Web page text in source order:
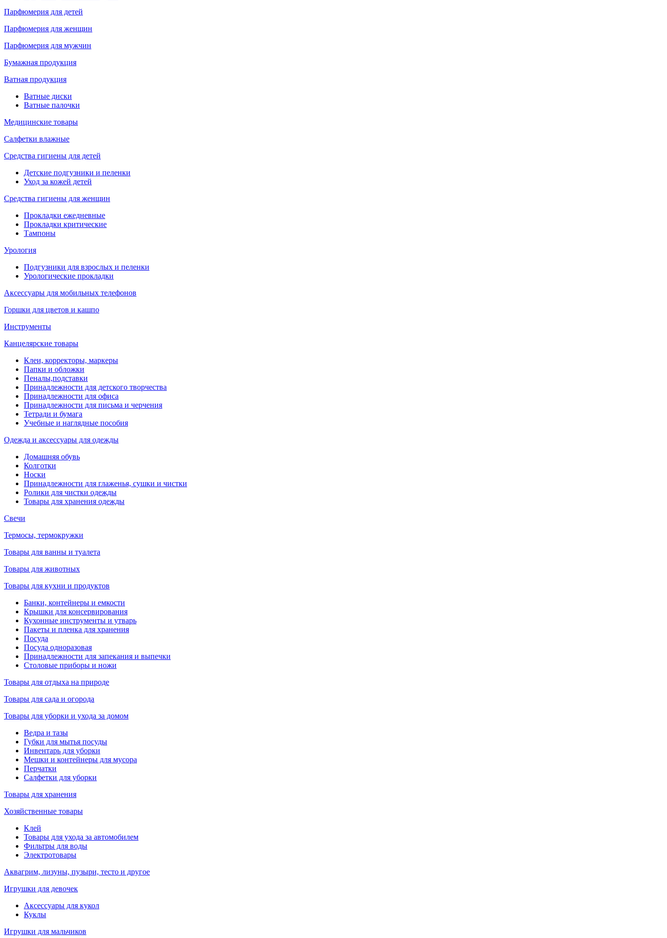
Парфюмерия для детей
Парфюмерия для женщин
Парфюмерия для мужчин
Бумажная продукция
Ватная продукция
Ватные диски
Ватные палочки
Медицинские товары
Салфетки влажные
Средства гигиены для детей
Детские подгузники и пеленки
Уход за кожей детей
Средства гигиены для женщин
Прокладки ежедневные
Прокладки критические
Тампоны
Урология
Подгузники для взрослых и пеленки
Урологические прокладки
Аксессуары для мобильных телефонов
Горшки для цветов и кашпо
Инструменты
Канцелярские товары
Клеи, корректоры, маркеры
Папки и обложки
Пеналы,подставки
Принадлежности для детского творчества
Принадлежности для офиса
Принадлежности для письма и черчения
Тетради и бумага
Учебные и наглядные пособия
Одежда и аксессуары для одежды
Домашняя обувь
Колготки
Носки
Принадлежности для глаженья, сушки и чистки
Ролики для чистки одежды
Товары для хранения одежды
Свечи
Термосы, термокружки
Товары для ванны и туалета
Товары для животных
Товары для кухни и продуктов
Банки, контейнеры и емкости
Крышки для консервирования
Кухонные инструменты и утварь
Пакеты и пленка для хранения
Посуда
Посуда одноразовая
Принадлежности для запекания и выпечки
Столовые приборы и ножи
Товары для отдыха на природе
Товары для сада и огорода
Товары для уборки и ухода за домом
Ведра и тазы
Губки для мытья посуды
Инвентарь для уборки
Мешки и контейнеры для мусора
Перчатки
Салфетки для уборки
Товары для хранения
Хозяйственные товары
Клей
Товары для ухода за автомобилем
Фильтры для воды
Электротовары
Аквагрим, лизуны, пузыри, тесто и другое
Игрушки для девочек
Аксессуары для кукол
Куклы
Игрушки для мальчиков